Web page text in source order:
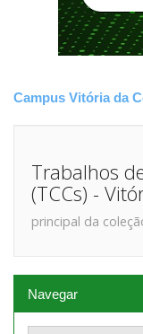
Campus Vitória da
Trabalhos
(TCCs) -
principal da
Navegar